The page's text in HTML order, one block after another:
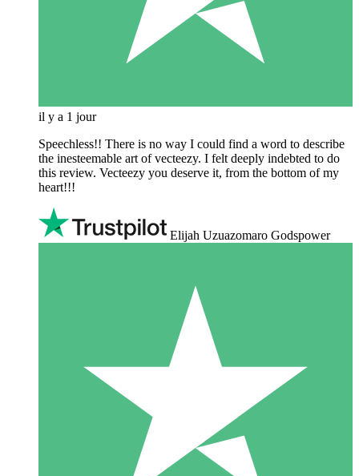
il y a 1 jour
Speechless!! There is no way I could find a word to describe
the inesteemable art of vecteezy. I felt deeply indebted to do
this review. Vecteezy you deserve it, from the bottom of my
heart!!!
Elijah Uzuazomaro Godspower